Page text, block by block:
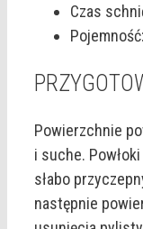
Czas
Powierzchnie
i suche.
słabo
następnie